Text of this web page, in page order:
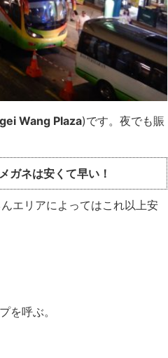
Wang Plaza)です。夜でも賑
ガネは安くて早い！
エリアによってはこれ以上安
を呼ぶ。